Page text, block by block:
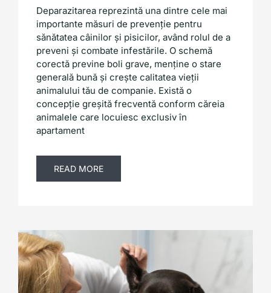
Deparazitarea reprezintă una dintre cele mai
importante măsuri de prevenție pentru
sănătatea câinilor și pisicilor, având rolul de a
preveni și combate infestările. O schemă
corectă previne boli grave, menține o stare
generală bună și crește calitatea vieții
animalului tău de companie. Există o
concepție greșită frecventă conform căreia
animalele care locuiesc exclusiv în
apartament
READ MORE